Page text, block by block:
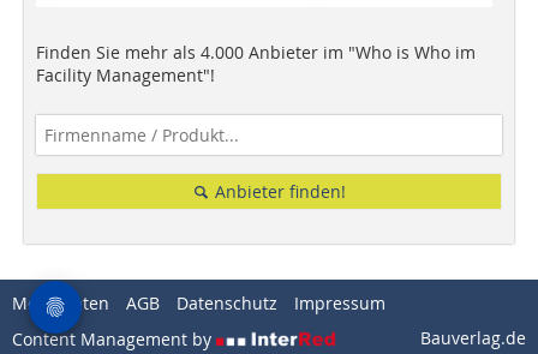
Finden Sie mehr als 4.000 Anbieter im "Who is Who im
Facility Management"!
Anbieter finden!
Mediadaten AGB Datenschutz
Impressum
Content Management by
Bauverlag.de